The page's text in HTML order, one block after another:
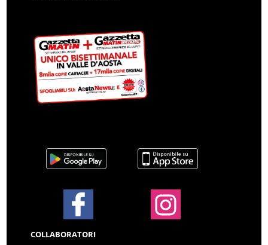
COLLABORATORI